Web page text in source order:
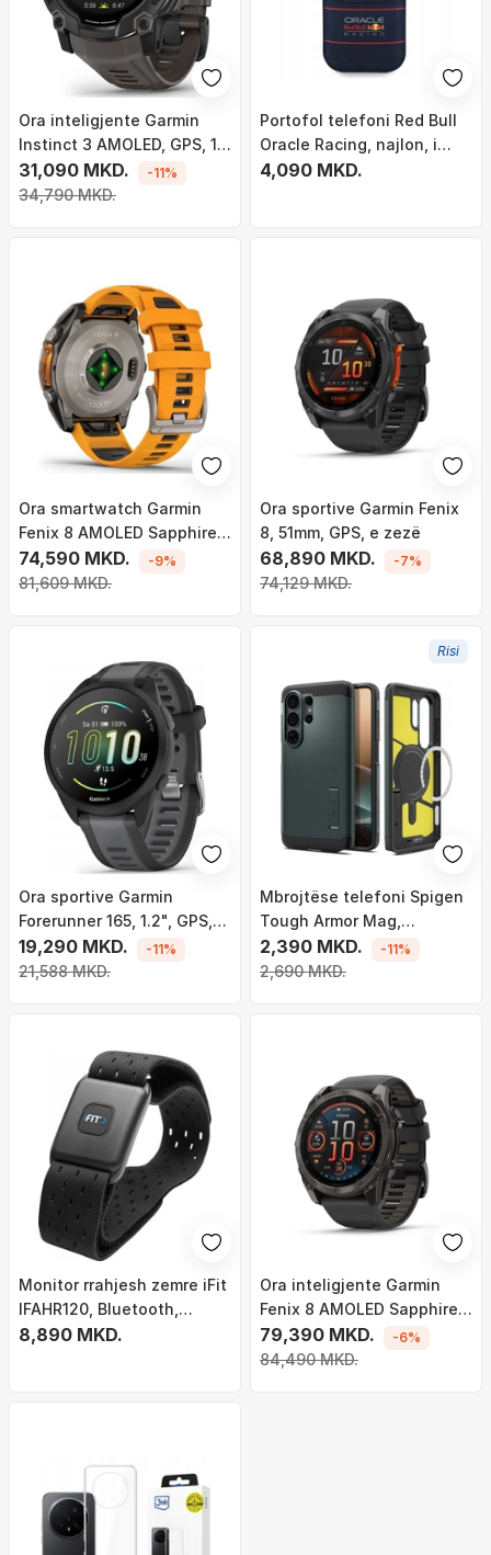
Ora inteligjente Garmin
Instinct 3 AMOLED, GPS, 10
ATM, e zezë
31,090 MKD.
34,790 MKD.
-11%
Portofol telefoni Red Bull
Oracle Racing, najlon, i
kaltër i errët
4,090 MKD.
Ora smartwatch Garmin
Fenix 8 AMOLED Sapphire,
47mm, GPS, portokalli
74,590 MKD.
81,609 MKD.
-9%
Ora sportive Garmin Fenix
8, 51mm, GPS, e zezë
68,890 MKD.
74,129 MKD.
-7%
Ora sportive Garmin
Forerunner 165, 1.2", GPS,
AMOLED, e zezë
19,290 MKD.
21,588 MKD.
-11%
Risi
Mbrojtëse telefoni Spigen
Tough Armor Mag,
MagSafe, për Samsung
Galaxy S26 Ultra, jeshile
2,390 MKD.
2,690 MKD.
-11%
Monitor rrahjesh zemre iFit
IFAHR120, Bluetooth,
byzylyk, i zi
8,890 MKD.
Ora inteligjente Garmin
Fenix 8 AMOLED Sapphire
Edition, 51mm, GPS, gri
79,390 MKD.
84,490 MKD.
-6%